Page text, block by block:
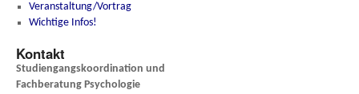
Veranstaltung/Vortrag
Wichtige Infos!
Kontakt
Studiengangskoordination und
Fachberatung Psychologie